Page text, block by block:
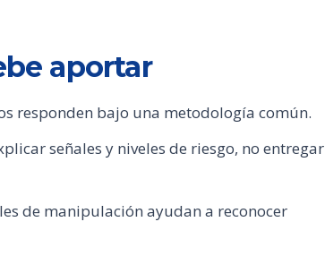
aportar
responden bajo una metodología común.
señales y niveles de riesgo, no entregar
de manipulación ayudan a reconocer